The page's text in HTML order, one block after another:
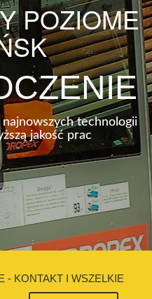
POZIOME
najnowszych technologii
jakość prac
- KONTAKT I WSZELKIE